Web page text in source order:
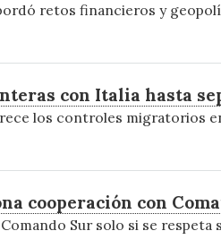
retos financieros y
con Italia hasta
los controles migratorios
cooperación con
Sur solo si se